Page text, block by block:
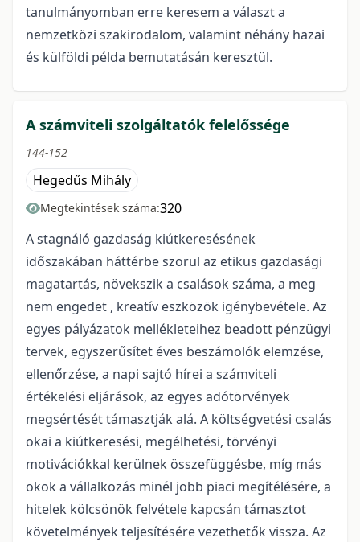
tanulmányomban erre keresem a választ a
nemzetközi szakirodalom, valamint néhány hazai
és külföldi példa bemutatásán keresztül.
A számviteli szolgáltatók felelőssége
144-152
Hegedűs Mihály
Megtekintések száma:320
A stagnáló gazdaság kiútkeresésének
időszakában háttérbe szorul az etikus gazdasági
magatartás, növekszik a csalások száma, a meg
nem engedet , kreatív eszközök igénybevétele. Az
egyes pályázatok mellékleteihez beadott pénzügyi
tervek, egyszerűsítet éves beszámolók elemzése,
ellenőrzése, a napi sajtó hírei a számviteli
értékelési eljárások, az egyes adótörvények
megsértését támasztják alá. A költségvetési csalás
okai a kiútkeresési, megélhetési, törvényi
motivációkkal kerülnek összefüggésbe, míg más
okok a vállalkozás minél jobb piaci megítélésére, a
hitelek kölcsönök felvétele kapcsán támasztot
követelmények teljesítésére vezethetők vissza. Az